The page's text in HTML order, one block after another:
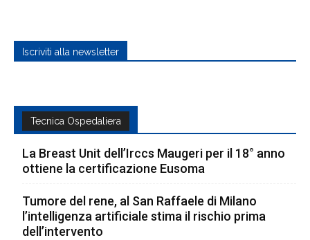
Iscriviti alla newsletter
Tecnica Ospedaliera
La Breast Unit dell’Irccs Maugeri per il 18° anno
ottiene la certificazione Eusoma
Tumore del rene, al San Raffaele di Milano
l’intelligenza artificiale stima il rischio prima
dell’intervento